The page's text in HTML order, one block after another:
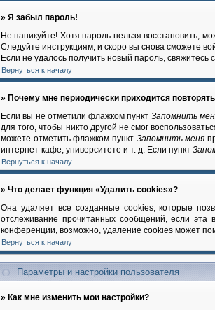
» Я забыл пароль!
Не паникуйте! Хотя пароль нельзя восстановить,
Следуйте инструкциям, и скоро вы снова сможете
Если не удалось получить новый пароль,
Вернуться к началу
» Почему мне периодически приходится
Если вы не отметили флажком пункт Запомнить
для того, чтобы никто другой не смог
можете отметить флажком пункт Запомнить меня
интернет-кафе, университете и т. д. Если пункт
Вернуться к началу
» Что делает функция «Удалить cookies»?
Она удаляет все созданные cookies, которые
отслеживание прочитанных сообщений, если
конференции, возможно, удаление cookies может
Вернуться к началу
Параметры и настройки пользователя
» Как мне изменить мои настройки?